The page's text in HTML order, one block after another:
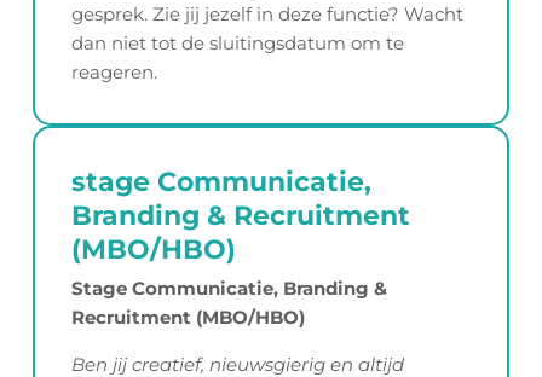
HOME
gesprek. Zie jij jezelf in deze functie? Wacht
dan niet tot de sluitingsdatum om te
reageren.
stage Communicatie,
Branding & Recruitment
(MBO/HBO)
Stage Communicatie, Branding &
Recruitment (MBO/HBO)
Ben jij creatief, nieuwsgierig en altijd